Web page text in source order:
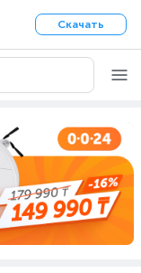
Скачать